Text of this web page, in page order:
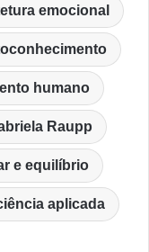
emocional
humano
Raupp
e equilíbrio
aplicada